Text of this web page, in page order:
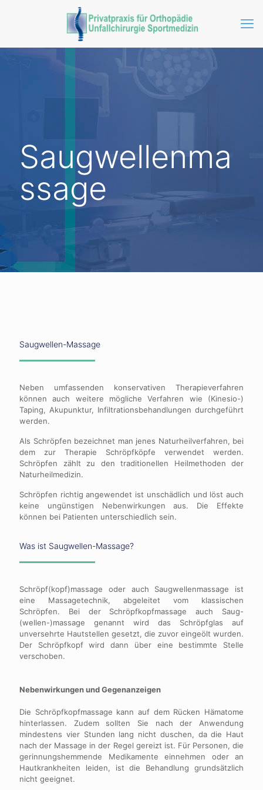
Saugwellenma
ssage
Saugwellen-Massage
Neben umfassenden konservativen Therapieverfahren
können auch weitere mögliche Verfahren wie (Kinesio-)
Taping, Akupunktur, Infiltrationsbehandlungen durchgeführt
werden.
Als Schröpfen bezeichnet man jenes Naturheilverfahren, bei
dem zur Therapie Schröpfköpfe verwendet werden.
Schröpfen zählt zu den traditionellen Heilmethoden der
Naturheilmedizin.
Schröpfen richtig angewendet ist unschädlich und löst auch
keine ungünstigen Nebenwirkungen aus. Die Effekte
können bei Patienten unterschiedlich sein.
Was ist Saugwellen-Massage?
Schröpf(kopf)massage oder auch Saugwellenmassage ist
eine Massagetechnik, abgeleitet vom klassischen
Schröpfen. Bei der Schröpfkopfmassage auch Saug-
(wellen-)massage genannt wird das Schröpfglas auf
unversehrte Hautstellen gesetzt, die zuvor eingeölt wurden.
Der Schröpfkopf wird dann über eine bestimmte Stelle
verschoben.
Nebenwirkungen und Gegenanzeigen
Die Schröpfkopfmassage kann auf dem Rücken Hämatome
hinterlassen. Zudem sollten Sie nach der Anwendung
mindestens vier Stunden lang nicht duschen, da die Haut
nach der Massage in der Regel gereizt ist. Für Personen, die
gerinnungshemmende Medikamente einnehmen oder an
Hautkrankheiten leiden, ist die Behandlung grundsätzlich
nicht geeignet.